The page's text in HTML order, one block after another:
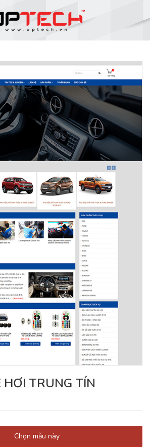
TRUNG TÍN
Chọn mẫu này